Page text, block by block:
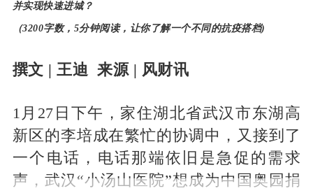
并实现快速进城？
（3200字数，5分钟阅读，让你了解一个不同的抗疫搭档)
撰文 | 王迪 来源 | 风财讯
1月27日下午，家住湖北省武汉市东湖高
新区的李培成在繁忙的协调中，又接到了
一个电话，电话那端依旧是急促的需求
声，武汉“小汤山医院”想成为中国奥园捐